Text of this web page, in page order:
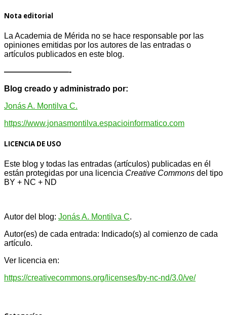
Nota editorial
La Academia de Mérida no se hace responsable por las
opiniones emitidas por los autores de las entradas o
artículos publicados en este blog.
————————-
Blog creado y administrado por:
Jonás A. Montilva C.
https://www.jonasmontilva.espacioinformatico.com
LICENCIA DE USO
Este blog y todas las entradas (artículos) publicadas en él
están protegidas por una licencia Creative Commons del tipo
BY + NC + ND
Autor del blog: Jonás A. Montilva C.
Autor(es) de cada entrada: Indicado(s) al comienzo de cada
artículo.
Ver licencia en:
https://creativecommons.org/licenses/by-nc-nd/3.0/ve/